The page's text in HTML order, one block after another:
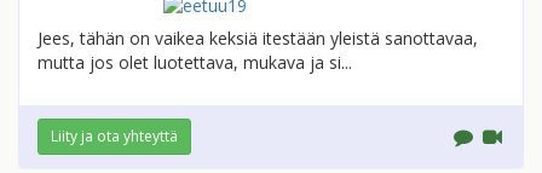
Jees, tähän on vaikea keksiä itestään yleistä sanottavaa,
mutta jos olet luotettava, mukava ja si...
Liity ja ota yhteyttä